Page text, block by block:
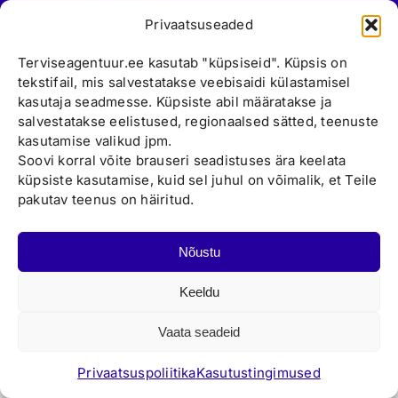
Privaatsuseaded
Terviseagentuur.ee kasutab "küpsiseid". Küpsis on
tekstifail, mis salvestatakse veebisaidi külastamisel
kasutaja seadmesse. Küpsiste abil määratakse ja
salvestatakse eelistused, regionaalsed sätted, teenuste
kasutamise valikud jpm.
Soovi korral võite brauseri seadistuses ära keelata
küpsiste kasutamise, kuid sel juhul on võimalik, et Teile
pakutav teenus on häiritud.
Nõustu
Keeldu
Vaata seadeid
PrivaatsuspoliitikaKasutustingimused
Kontakt
Asukohad
Patsiendile
Kasutustingimused
Võru
Tõrva
Lasva
Loksa
Vormsi
Koeru
Põltsamaa
Tallinn
766 6661